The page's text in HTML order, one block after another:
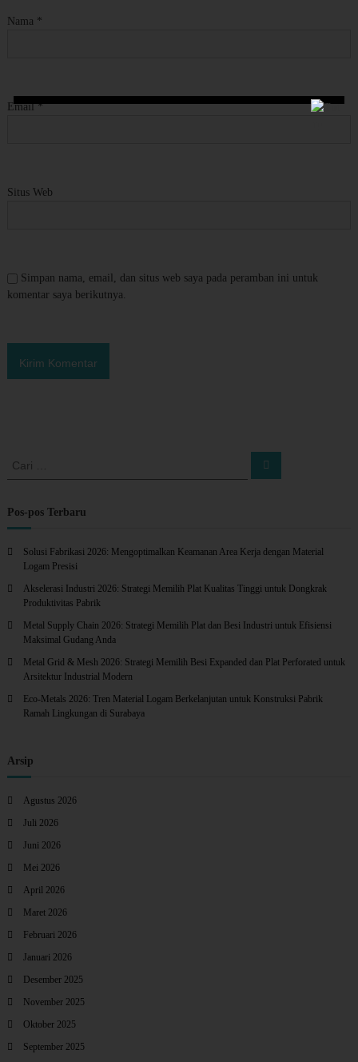
Nama *
Email*
Situs Web
Simpan nama, email, dan situs web saya pada peramban ini untuk
komentar saya berikutnya.
i
:
C
Pos-pos Terbaru
Solusi Fabrikasi 2026: Mengoptimalkan Keamanan Area Kerja dengan Material
Logam Presisi
Akselerasi Industri 2026: Strategi Memilih Plat Kualitas Tinggi untuk Dongkrak
Produktivitas Pabrik
Metal Supply Chain 2026: Strategi Memilih Plat dan Besi Industri untuk Efisiensi
Maksimal Gudang Anda
Metal Grid & Mesh 2026: Strategi Memilih Besi Expanded dan Plat Perforated untuk
Arsitektur Industrial Modern
Eco-Metals 2026: Tren Material Logam Berkelanjutan untuk Konstruksi Pabrik
Ramah Lingkungan di Surabaya
Arsip
Agustus 2026
Juli 2026
Juni 2026
Mei 2026
April 2026
Maret 2026
Februari 2026
Januari 2026
Desember 2025
November 2025
Oktober 2025
September 2025